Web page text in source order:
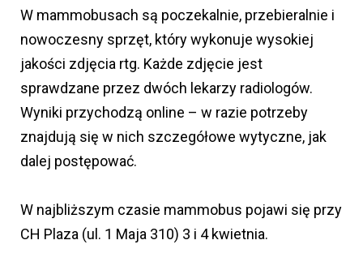
W mammobusach są poczekalnie, przebieralnie i
nowoczesny sprzęt, który wykonuje wysokiej
jakości zdjęcia rtg. Każde zdjęcie jest
sprawdzane przez dwóch lekarzy radiologów.
Wyniki przychodzą online – w razie potrzeby
znajdują się w nich szczegółowe wytyczne, jak
dalej postępować.
W najbliższym czasie mammobus pojawi się przy
CH Plaza (ul. 1 Maja 310) 3 i 4 kwietnia.